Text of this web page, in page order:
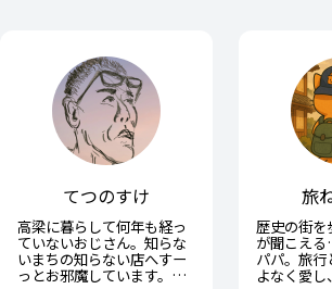
てつのすけ
高梁に暮らして何年も経っ
ていないおじさん。知らな
いまちの知らない店へすー
っとお邪魔しています。高
旅
歴史の街を
が聞こえ
パパ。旅行
よなく愛